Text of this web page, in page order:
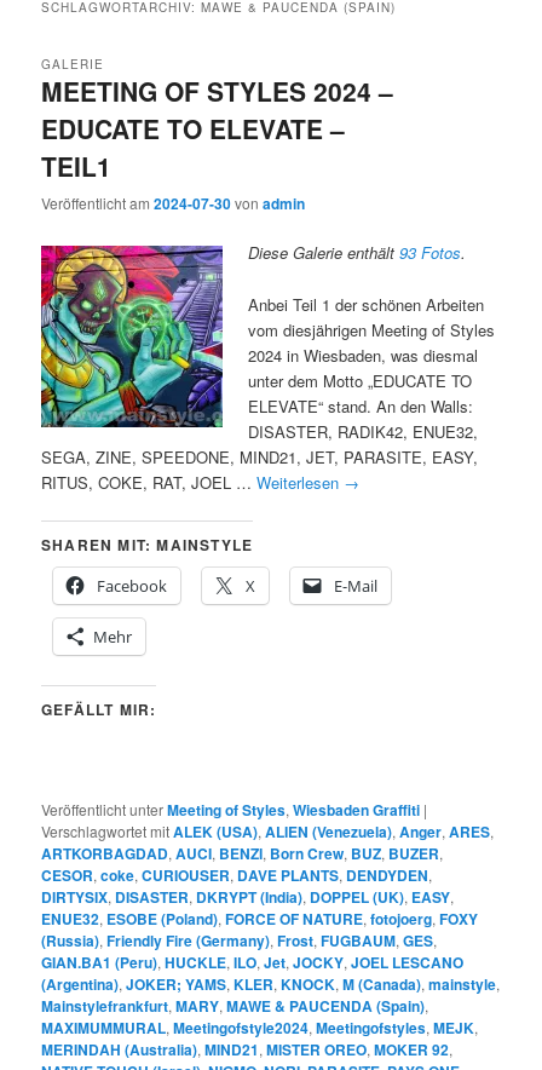
SCHLAGWORTARCHIV:MAWE & PAUCENDA (SPAIN)
MEETING OF STYLES 2024 –
EDUCATE TO ELEVATE –
TEIL1
GALERIE
Veröffentlicht am2024-07-30vonadmin
Diese Galerie enthält93 Fotos.
Anbei Teil 1 der schönen Arbeiten
vom diesjährigen Meeting of Styles
2024 in Wiesbaden, was diesmal
unter dem Motto „EDUCATE TO
ELEVATE“ stand. An den Walls:
DISASTER, RADIK42, ENUE32,
SEGA, ZINE, SPEEDONE, MIND21, JET, PARASITE, EASY,
RITUS, COKE, RAT, JOEL …Weiterlesen →
SHAREN MIT: MAINSTYLE
Facebook
X E-Mail
Mehr
GEFÄLLT MIR:
Veröffentlicht unterMeeting of Styles,Wiesbaden Graffiti |
Verschlagwortet mitALEK (USA),ALIEN (Venezuela),Anger,ARES,
ARTKORBAGDAD,AUCI, BENZI, Born Crew, BUZ, BUZER,
CESOR,coke,CURIOUSER, DAVE PLANTS, DENDYDEN,
DIRTYSIX, DISASTER, DKRYPT (India), DOPPEL (UK), EASY,
ENUE32, ESOBE (Poland),FORCE OF NATURE,fotojoerg,FOXY
(Russia),Friendly Fire (Germany),Frost,FUGBAUM,GES,
GIAN.BA1 (Peru),HUCKLE,ILO,Jet,JOCKY,JOEL LESCANO
(Argentina),JOKER; YAMS,KLER,KNOCK,M (Canada),mainstyle,
Mainstylefrankfurt,MARY,MAWE & PAUCENDA (Spain),
MAXIMUMMURAL,Meetingofstyle2024,Meetingofstyles,MEJK,
MERINDAH (Australia),MIND21,MISTER OREO,MOKER 92,